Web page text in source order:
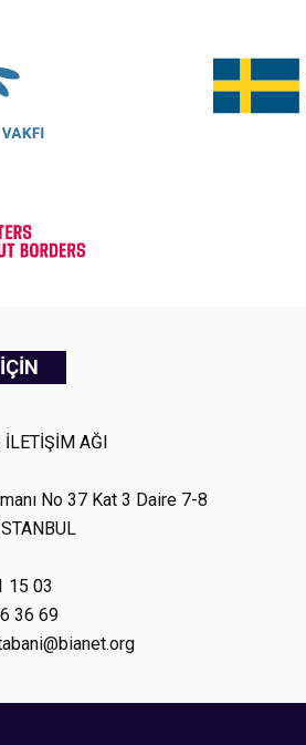
AĞI
No 37 Kat 3 Daire 7-8
15 03
36 69